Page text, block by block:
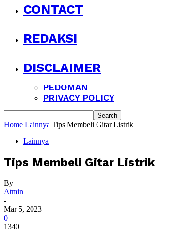
CONTACT
REDAKSI
DISCLAIMER
PEDOMAN
PRIVACY POLICY
Home Lainnya Tips Membeli Gitar Listrik
Lainnya
Tips Membeli Gitar Listrik
By
Atmin
-
Mar 5, 2023
0
1340